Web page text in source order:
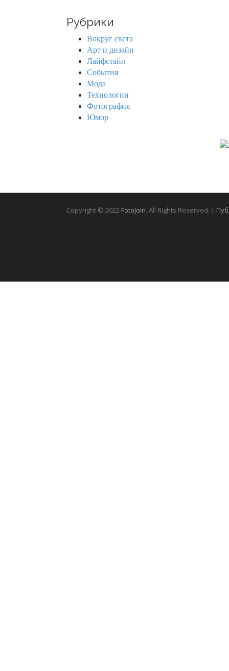
c
Рубрики
Вокруг света
Арт и дизайн
Лайфстайл
События
Мода
Технологии
Фотография
Юмор
Copyright © 2022 FotoJoin. All Rights Reserved. |